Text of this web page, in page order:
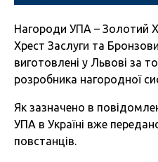
Нагороди УПА – Золотий
Хрест Заслуги та
виготовлені у Львові за
розробника нагородної
Як зазначено в
УПА в Україні вже
повстанців.